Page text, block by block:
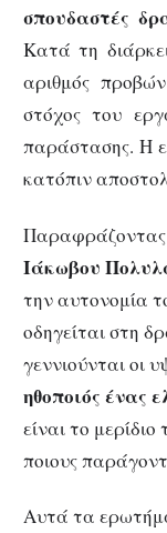
σπουδαστές
Κατά τη
αριθμός
στόχος του
παράστασης. Η
κατόπιν
Ιάκωβου
την αυτονομία
οδηγείται στη
γεννιούνται οι
ηθοποιός ένας
είναι το
ποιους
Αυτά τα